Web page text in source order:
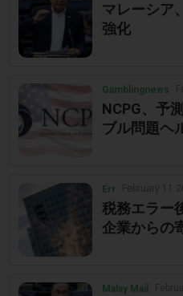
マレーシア
強化
Gamblingnews
NCPG、予
ブル問題ヘ
Err
税務エラー
企業からの
Malay Mail